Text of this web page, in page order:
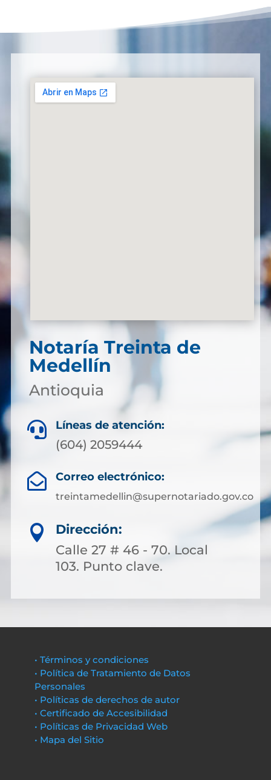
Notaría Treinta de
Medellín
Antioquia
 Líneas de atención:
(604) 2059444
 Correo electrónico:
treintamedellin@supernotariado.gov.co

Dirección:
Calle 27 # 46 - 70. Local
103. Punto clave.
• Términos y condiciones
• Política de Tratamiento de Datos
Personales
• Políticas de derechos de autor
• Certificado de Accesibilidad
• Políticas de Privacidad Web
• Mapa del Sitio